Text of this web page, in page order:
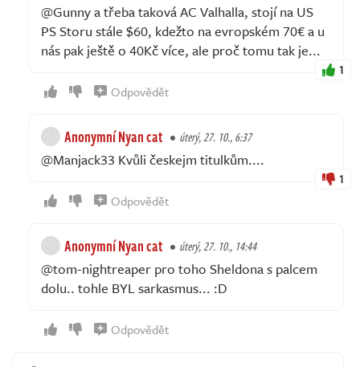
@Gunny a třeba taková AC Valhalla, stojí na US
PS Storu stále $60, kdežto na evropském 70€ a u
nás pak ještě o 40Kč více, ale proč tomu tak je...
1
Odpovědět
Anonymní Nyan cat úterý, 27. 10., 6:37
@Manjack33 Kvůli českejm titulkům....
1
Odpovědět
Anonymní Nyan cat úterý, 27. 10., 14:44
@tom-nightreaper pro toho Sheldona s palcem
dolu.. tohle BYL sarkasmus... :D
Odpovědět